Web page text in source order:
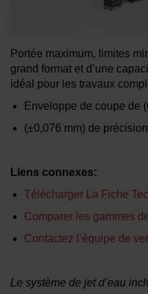
D’EAU
Portée maximum, limites
grand format et d’une
idéal pour les travaux
Enveloppe de coupe de
(±0,076 mm) de
Liens connexes:
Télécharger La Fiche
Comparer les gammes
Contactez l’équipe de
Le système de jet d’eau